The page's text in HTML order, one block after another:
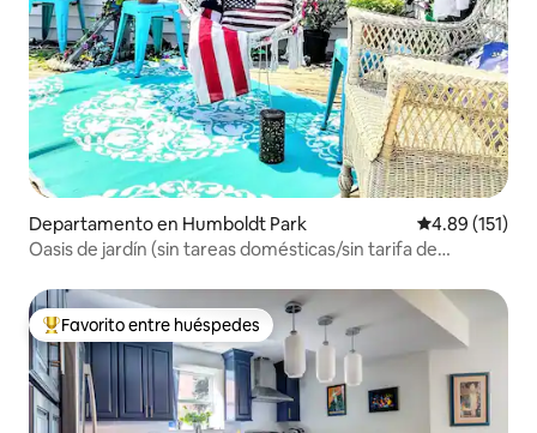
Departamento en Humboldt Park Calificación
4.89 (151)
Oasis de jardín (sin tareas domésticas/sin tarifa de
De los mejores en Favorito entre huéspedes
Favorito entre huéspedes